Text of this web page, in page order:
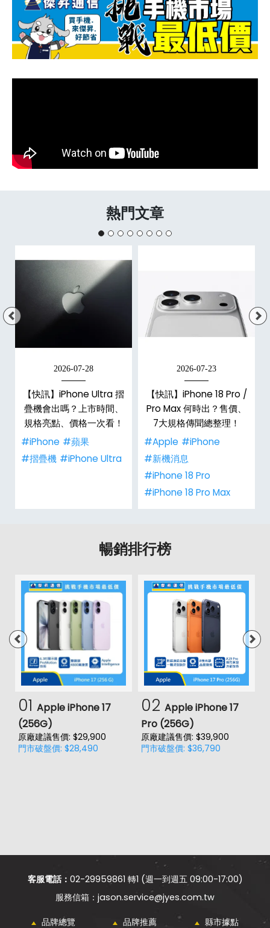
熱門文章
2026-07-28
【快訊】iPhone Ultra 摺
疊機會出嗎？上市時間、
規格亮點、價格一次看！
#iPhone #蘋果
#摺疊機 #iPhone Ultra
2026-07-23
【快訊】iPhone 18 Pro /
Pro Max 何時出？售價、
7大規格傳聞總整理！
#Apple #iPhone
#新機消息
#iPhone 18 Pro
#iPhone 18 Pro Max
暢銷排行榜
01 Apple iPhone 17
(256G)
原廠建議售價: $29,900
門市破盤價: $28,490
02 Apple iPhone 17
Pro (256G)
原廠建議售價: $39,900
門市破盤價: $36,790
客服電話： 02-29959861 轉1 (週一到週五 09:00-17:00)
jason.service@jyes.com.tw
品牌總覽 品牌推薦 縣市據點